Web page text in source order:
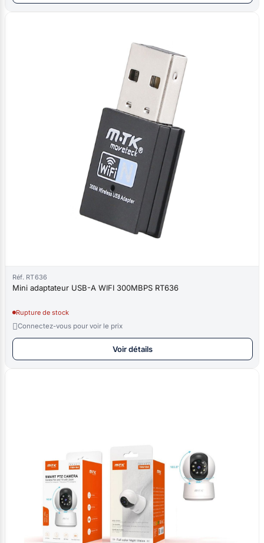
Réf. RT636
Mini adaptateur USB-A WIFI 300MBPS RT636
Rupture de stock
Connectez-vous pour voir le prix
Voir détails